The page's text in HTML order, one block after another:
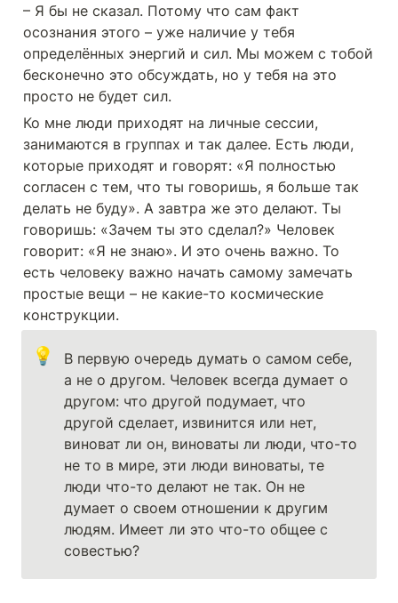
– Я бы не сказал. Потому что сам факт
осознания этого – уже наличие у тебя
определённых энергий и сил. Мы можем с тобой
бесконечно это обсуждать, но у тебя на это
просто не будет сил.
Ко мне люди приходят на личные сессии,
занимаются в группах и так далее. Есть люди,
которые приходят и говорят: «Я полностью
согласен с тем, что ты говоришь, я больше так
делать не буду». А завтра же это делают. Ты
говоришь: «Зачем ты это сделал?» Человек
говорит: «Я не знаю». И это очень важно. То
есть человеку важно начать самому замечать
простые вещи – не какие-то космические
конструкции.
💡
В первую очередь думать о самом себе,
а не о другом. Человек всегда думает о
другом: что другой подумает, что
другой сделает, извинится или нет,
виноват ли он, виноваты ли люди, что-то
не то в мире, эти люди виноваты, те
люди что-то делают не так. Он не
думает о своем отношении к другим
людям. Имеет ли это что-то общее с
совестью?